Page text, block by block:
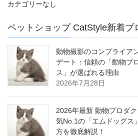
カテゴリーなし
ペットショップ CatStyle新着ブ
動物撮影のコンプライア
デート：信頼の「動物プ
ス」が選ばれる理由
2026年7月28日
2026年最新 動物プロダ
気No.1の「エムドッグス
方を徹底解説！